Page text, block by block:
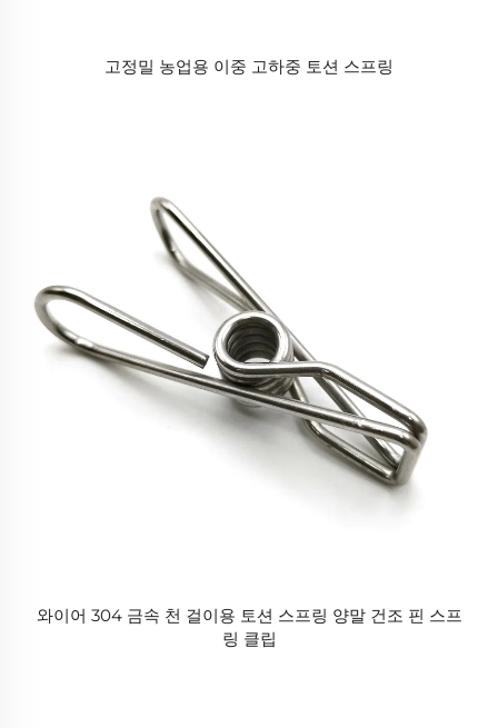
고정밀 농업용 이중 고하중 토션 스프링
와이어 304 금속 천 걸이용 토션 스프링 양말 건조 핀 스프
링 클립